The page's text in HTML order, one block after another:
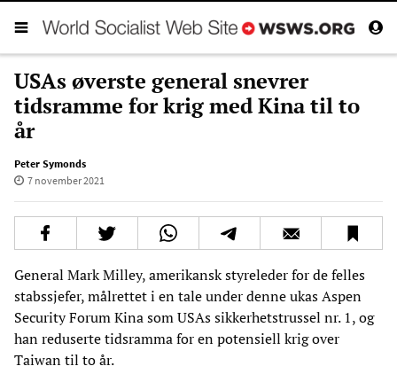
USAs øverste general snevrer
tidsramme for krig med Kina til to
år
Peter Symonds
7 november 2021
General Mark Milley, amerikansk styreleder for de felles
stabssjefer, målrettet i en tale under denne ukas Aspen
Security Forum Kina som USAs sikkerhetstrussel nr. 1, og
han reduserte tidsramma for en potensiell krig over
Taiwan til to år.